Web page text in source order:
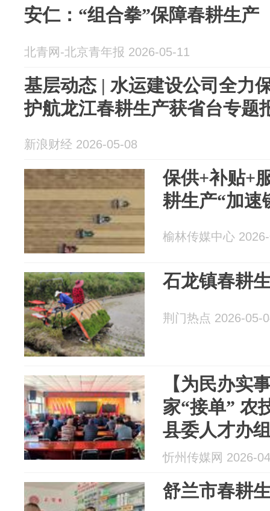
安仁：“组合拳”保障春耕生产
北青网-北京青年报 2026-05-11
基层动态 | 水运建设公司全力
护航龙江春耕生产获省台专题
新浪财经 2026-05-08
保供+补贴+
耕生产“加速
榆林传媒中心
石龙镇春耕
荆门热点 2026-05-
【为民办实
家“接单”
县委人才办
助力春耕生
忻州传媒网 2026-
舒兰市春耕